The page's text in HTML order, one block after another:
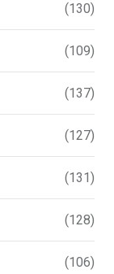
(130)
(109)
(137)
(127)
(131)
(128)
(106)